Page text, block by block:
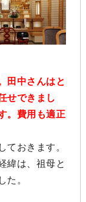
田中さんはと
せできまし
。費用も適正
おきます。
緯は、祖母と
た。